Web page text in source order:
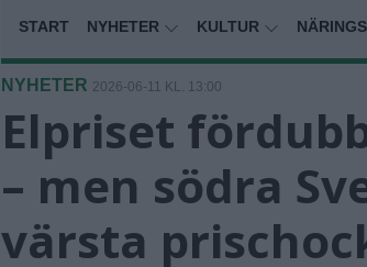
START NYHETER KULTUR
NYHETER 2026-06-11 KL. 13:00
Elpriset
– men södra
värsta